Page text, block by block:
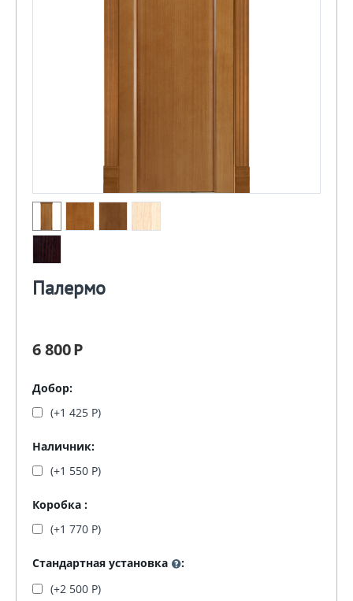
Палермо
6 800Р
Добор:
(+1 425 Р)
Наличник:
(+1 550 Р)
Коробка :
(+1 770 Р)
Стандартная установка
:
(+2 500 Р)